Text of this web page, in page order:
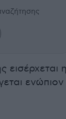
εισέρχεται
ενώπιον